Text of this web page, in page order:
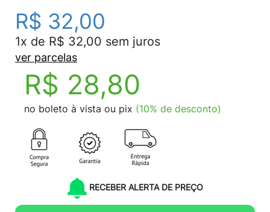
R$ 32,00
1x de R$ 32,00 sem juros
ver parcelas
R$ 28,80
no boleto à vista ou pix (10% de desconto)
RECEBER ALERTA DE PREÇO